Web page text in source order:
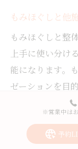
もみほぐしと他
もみほぐしと整
上手に使い分け
能になります。
ゼーションを目
に最適です。一
ンス調整、リン
を重視します。
※営業中は
予約